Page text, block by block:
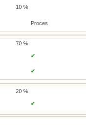
10 %
Proces
70 %
✔
✔
20 %
✔